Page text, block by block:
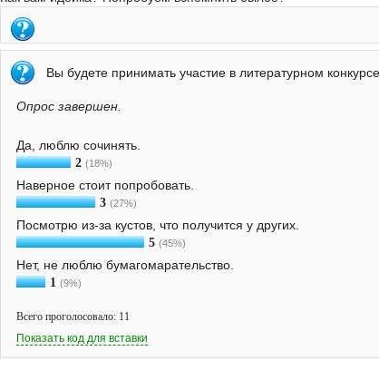
Вы будете принимать участие в литературном
Опрос завершен.
Да, люблю сочинять.
2 (18%)
Наверное стоит попробовать.
3 (27%)
Посмотрю из-за кустов, что получится у других.
5 (45%)
Нет, не люблю бумагомарательство.
1 (9%)
Всего проголосовало: 11
Показать код для вставки